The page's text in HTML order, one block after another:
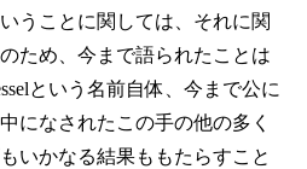
うことに関しては、それに関
ため、今まで語られたことは
という名前自体、今まで公に
になされたこの手の他の多く
いかなる結果ももたらすこと